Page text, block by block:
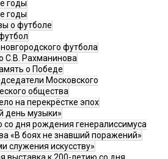
годы
годы
о футболе
футбола
С.В. Рахманинова
о Победе
Московского
общества
на перекрёстке эпох
день музыки»
со дня рождения генералиссимуса
«В боях не знавший поражений»
служения искусству»